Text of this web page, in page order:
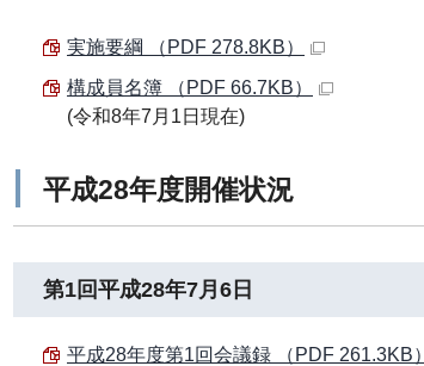
実施要綱 （PDF 278.8KB）
構成員名簿 （PDF 66.7KB）
(令和8年7月1日現在)
平成28年度開催状況
第1回平成28年7月6日
平成28年度第1回会議録 （PDF 261.3KB）